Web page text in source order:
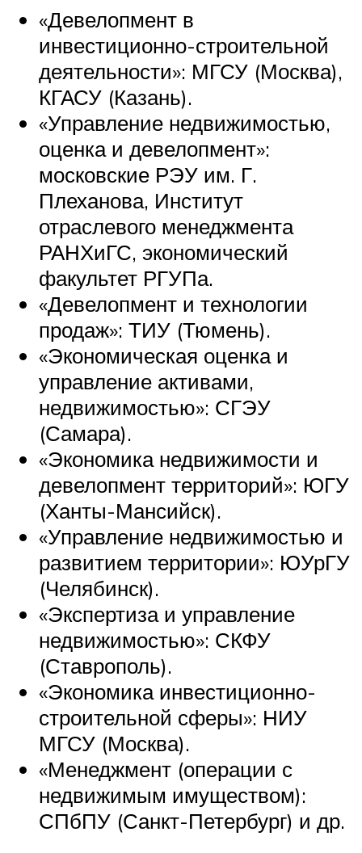
«Девелопмент в
инвестиционно-строительной
деятельности»: МГСУ (Москва),
КГАСУ (Казань).
«Управление недвижимостью,
оценка и девелопмент»:
московские РЭУ им. Г.
Плеханова, Институт
отраслевого менеджмента
РАНХиГС, экономический
факультет РГУПа.
«Девелопмент и технологии
продаж»: ТИУ (Тюмень).
«Экономическая оценка и
управление активами,
недвижимостью»: СГЭУ
(Самара).
«Экономика недвижимости и
девелопмент территорий»: ЮГУ
(Ханты-Мансийск).
«Управление недвижимостью и
развитием территории»: ЮУрГУ
(Челябинск).
«Экспертиза и управление
недвижимостью»: СКФУ
(Ставрополь).
«Экономика инвестиционно-
строительной сферы»: НИУ
МГСУ (Москва).
«Менеджмент (операции с
недвижимым имуществом):
СПбПУ (Санкт-Петербург) и др.